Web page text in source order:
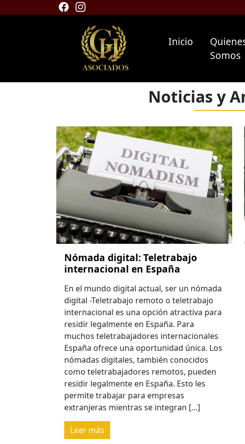
Inicio
Somos
Noticias y
Nómada digital: Teletrabajo
internacional en España
En el mundo digital actual, ser un nómada
digital -Teletrabajo remoto o teletrabajo
internacional es una opción atractiva para
residir legalmente en España. Para
muchos teletrabajadores internacionales
España ofrece una oportunidad única. Los
nómadas digitales, también conocidos
como teletrabajadores remotos, pueden
residir legalmente en España. Esto les
permite trabajar para empresas
extranjeras mientras se integran […]
Leer más